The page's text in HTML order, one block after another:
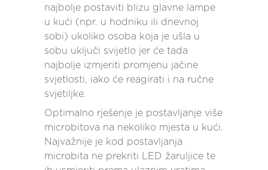
najbolje postaviti blizu glavne lampe
u kući (npr. u hodniku ili dnevnoj
sobi) ukoliko osoba koja je ušla u
sobu uključi svijetlo jer će tada
najbolje izmjeriti promjenu jačine
svjetlosti, iako će reagirati i na ručne
svjetiljke.
Optimalno rješenje je postavljanje više
microbitova na nekoliko mjesta u kući.
Najvažnije je kod postavljanja
microbita ne prekriti LED žaruljice te